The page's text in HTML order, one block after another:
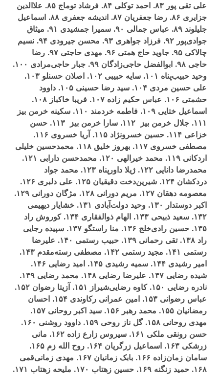
علی تقی پور ۸۳. احمد توکلی ۸۴. فرشاد توماج ۸۵. علاالدين
جزايری ۸۶. رضا جعفريان ۸۷. انديشه جعفری ۸۸. اسماعيل
جليلوند ۸۹. عباس جمالی ۹۰. سميرا جمشيدی ۹۱. ميثاق
جوادی‌پور ۹۲. فرزاد جواهری ۹۳. محسن جيرودی ۹۴. نسيم
چالاکی ۹۵. جاويد حاج همتی ۹۶. مهدی حاجتی ۹۷. رضا
حاجی ۹۸. ابوالفضل حاجی‌زادگان ۹۹. جبار حاجی‌مرادی ۱۰۰.
وحيد حبيب‌پناه ۱۰۱. سايه حبيبی ۱۰۲. اصلان حسنلو ۱۰۳.
علی حسين مردی ۱۰۴. سيد رضا حسينی ۱۰۵. داوود
حشمتی ۱۰۶. عباس حکيم زاده ۱۰۷. فريبا خاکباز ۱۰۸.
اسماعيل ختايی ۱۰۹. فاطمه خردمند ۱۱۰. سکينه خرمن بيز
۱۱۱. جلال خرمن بيز ۱۱۲. سارا خرمن بيز ۱۱۳. حسن
خزاعی ۱۱۴. حسين خسرونژاد ۱۱۵. آريا خسروی ۱۱۶.
مصطفی خسروی ۱۱۷. بهروز خليق ۱۱۸. محمدحسين خليلی
اردکانی ۱۱۹. محمد خيرالهی ۱۲۰. محمدحسن دارابی ۱۲۱.
محمدرضا دانايی ۱۲۲. ژيلا داورپناه ۱۲۳. محمد جواد
دردکشان ۱۲۴. شيرين‌دخت دقيقيان ۱۲۵. علی دلبری ۱۲۶.
معصومه دهقان ۱۲۷. مريم دورانی ۱۲۸. مژگان دورانی ۱۲۹.
اکبر دوستدار ۱۳۰. وحيد دولت‌آبادی ۱۳۱. خشايار ديهيمی
۱۳۲. سعيد ذبيحی ۱۳۳. الهام ذوالفقاری ۱۳۴. کوروش راد
۱۳۵. حسين رادی‌خلج ۱۳۶. منا راستگو ۱۳۷. سپيده رجايی
راد ۱۳۸. تقی رحمانی ۱۳۹. حبيب رستمی ۱۴۰. عليرضا
رستمی ۱۴۱. مجيد رستمی ۱۴۲. مصطفی رسته‌مقدم ۱۴۳.
امير رشيدی ۱۴۴. سميه رشيدی ۱۴۵. اميد رضايی ۱۴۶.
شيده رضايی ۱۴۷. عليرضا رضايی ۱۴۸. محمد رضايی ۱۴۹.
نادره رضايی ۱۵۰. کاوه رضايی‌شيراز ۱۵۱. آزيتا رضوان ۱۵۲.
عباس رضوانی ۱۵۳. امين عمرانی رکاوندی ۱۵۴. احسان
رمضانيان ۱۵۵. محمد رهبر ۱۵۶. سيد اکبر روحانی ۱۵۷.
مهدی روحانی ۱۵۸. گل ناز روحی ۱۵۹. داوود روشنی ۱۶۰.
حسن رونقی ملکی ۱۶۱. سيروس زارع زاده ۱۶۲. مانی
زرشکی ۱۶۳. اسماعيل زرگريان ۱۶۴. روح الله زم ۱۶۵.
سامان زمان‌زاده ۱۶۶. بابک زمانيان ۱۶۷. مهدی زمانی‌قمی
۱۶۸. حميد زنگنه ۱۶۹. حسين زهتاب ۱۷۰. مليحه زهتاب ۱۷۱.